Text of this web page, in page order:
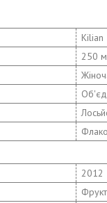
Kilian
250
2012